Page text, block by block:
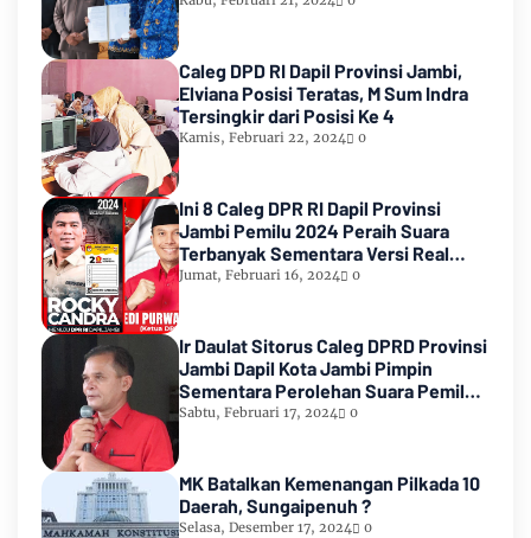
Caleg DPD RI Dapil Provinsi Jambi,
Elviana Posisi Teratas, M Sum Indra
Tersingkir dari Posisi Ke 4
Kamis, Februari 22, 2024 0
Ini 8 Caleg DPR RI Dapil Provinsi
Jambi Pemilu 2024 Peraih Suara
Terbanyak Sementara Versi Real
Count KPU RI
Jumat, Februari 16, 2024 0
Ir Daulat Sitorus Caleg DPRD Provinsi
Jambi Dapil Kota Jambi Pimpin
Sementara Perolehan Suara Pemilu
2024
Sabtu, Februari 17, 2024 0
MK Batalkan Kemenangan Pilkada 10
Daerah, Sungaipenuh ?
Selasa, Desember 17, 2024 0